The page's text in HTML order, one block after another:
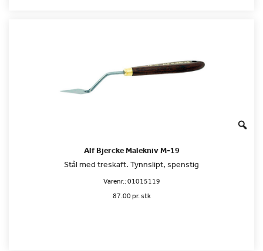
Alf Bjercke Malekniv M-19
Stål med treskaft. Tynnslipt, spenstig
Varenr.:01015119
87.00 pr. stk